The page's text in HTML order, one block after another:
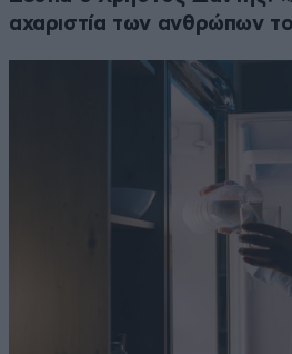
αχαριστία των ανθρώπων